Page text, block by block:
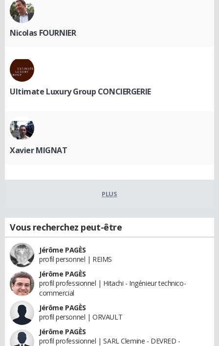
Nicolas FOURNIER
Ultimate Luxury Group CONCIERGERIE
Xavier MIGNAT
PLUS
Vous recherchez peut-être
Jérôme PAGÈS
profil personnel | REIMS
Jérôme PAGÈS
profil professionnel | Hitachi - Ingénieur technico-
commercial
Jérôme PAGÈS
profil personnel | ORVAULT
Jérôme PAGÈS
profil professionnel | SARL Clemine - DEVRED -